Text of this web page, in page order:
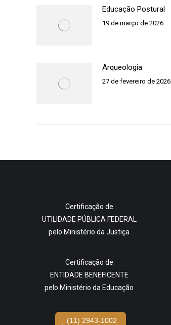
Educação Postural
19 de março de 2026
Arqueologia
27 de fevereiro de 2026
Certificação de
UTILIDADE PÚBLICA FEDERAL
pelo Ministério da Justiça
Certificação de
ENTIDADE BENEFICENTE
pelo Ministério da Educação
(11) 2943-1002